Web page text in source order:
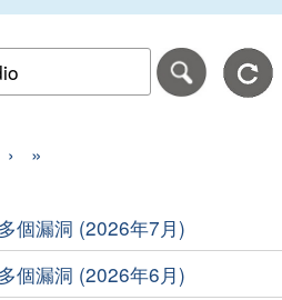
年年。
為日日-月月-年年年年。
ID 搜尋保安警報
› »
個漏洞 (2026年7月)
個漏洞 (2026年6月)